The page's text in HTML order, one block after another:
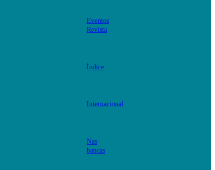
Eventos
Revista
Índice
Internacional
Nas
bancas